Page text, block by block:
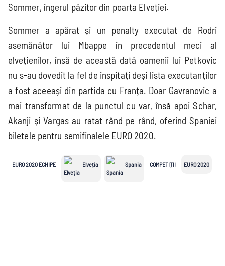
Sommer, îngerul păzitor din poarta Elveției.
Sommer a apărat și un penalty executat de Rodri
asemănător lui Mbappe în precedentul meci al
elvețienilor, însă de această dată oamenii lui Petkovic
nu s-au dovedit la fel de inspitați deși lista executanților
a fost aceeași din partida cu Franța. Doar Gavranovic a
mai transformat de la punctul cu var, însă apoi Schar,
Akanji și Vargas au ratat rând pe rând, oferind Spaniei
biletele pentru semifinalele EURO 2020.
EURO 2020 ECHIPE Elveția Spania COMPETIȚII EURO 2020